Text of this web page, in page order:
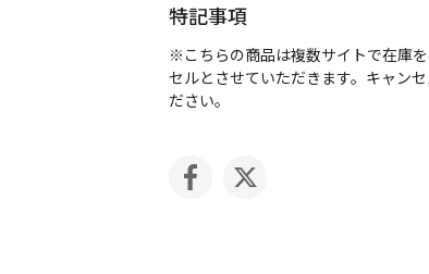
特記事項
※こちらの商品は複数サイトで在庫
セルとさせていただきます。キャン
ださい。